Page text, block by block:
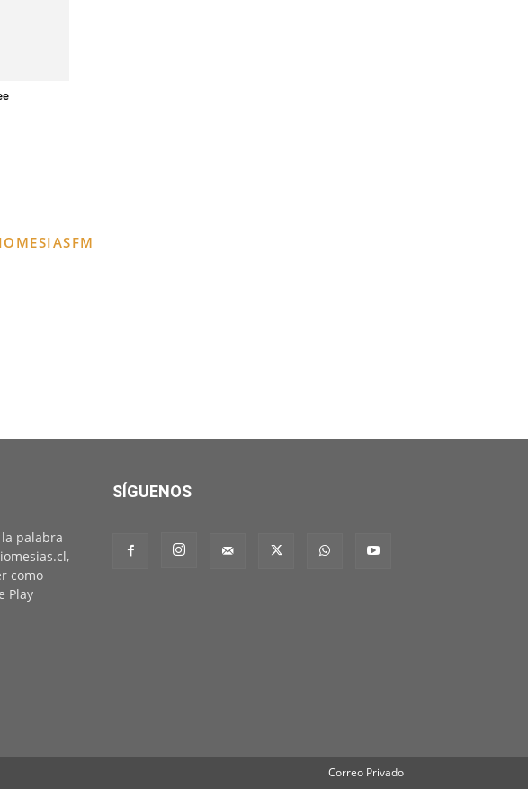
palabra
como
Play
SÍGUENOS
Correo Privado